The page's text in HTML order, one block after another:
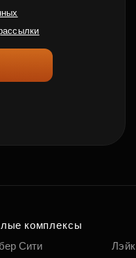
комплексы
Сити
Лэйк